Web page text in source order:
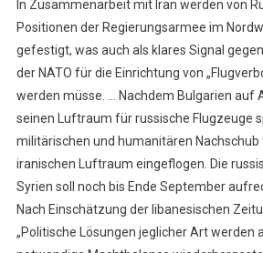
In Zusammenarbeit mit Iran werden von
Positionen der Regierungsarmee im
gefestigt, was auch als klares Signal
der NATO für die Einrichtung von
werden müsse. … Nachdem Bulgarien auf
seinen Luftraum für russische Flugzeuge
militärischen und humanitären Nachschub
iranischen Luftraum eingeflogen. Die
Syrien soll noch bis Ende September
Nach Einschätzung der libanesischen
„Politische Lösungen jeglicher Art werden